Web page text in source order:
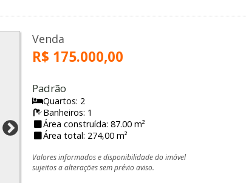
Venda
R$ 175.000,00
Padrão
Quartos: 2
Banheiros: 1
Área construída: 87.00 m²
Área total: 274,00 m²
Valores informados e disponibilidade do imóvel
sujeitos a alterações sem prévio aviso.